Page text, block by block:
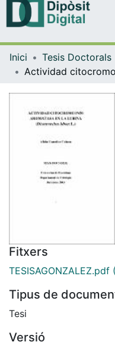
Inici Tesis Doctorals
Fitxers
TESISAGONZALEZ.pdf
Tipus de
Tesi
Versió